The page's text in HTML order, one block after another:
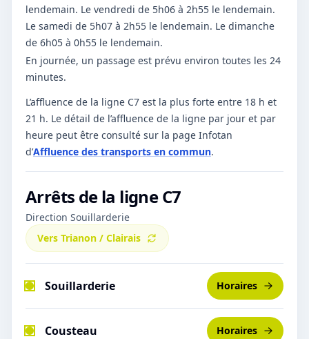
lendemain. Le vendredi de 5h06 à 2h55 le lendemain.
Le samedi de 5h07 à 2h55 le lendemain. Le dimanche
de 6h05 à 0h55 le lendemain.
En journée, un passage est prévu environ toutes les 24
minutes.
L’affluence de la ligne C7 est la plus forte entre 18 h et
21 h. Le détail de l’affluence de la ligne par jour et par
heure peut être consulté sur la page Infotan
d’Affluence des transports en commun.
Arrêts de la ligneC7
Direction Souillarderie
Vers Trianon / Clairais
Souillarderie Horaires
Cousteau Horaires